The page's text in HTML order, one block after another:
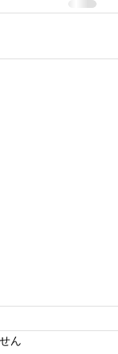
ます。
ん